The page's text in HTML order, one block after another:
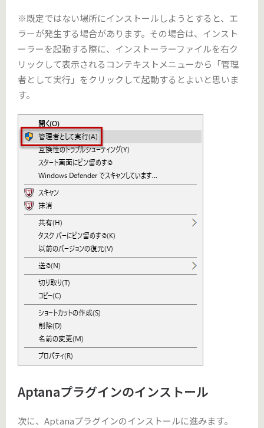
※既定ではない場所にインストールしようとすると、エ
ラーが発生する場合があります。その場合は、インスト
ーラーを起動する際に、インストーラーファイルを右ク
リックして表示されるコンテキストメニューから「管理
者として実行」をクリックして起動するとよいと思いま
す。
Aptanaプラグインのインストール
次に、Aptanaプラグインのインストールに進みます。